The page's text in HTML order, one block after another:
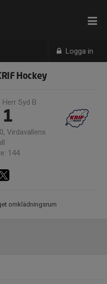
Logga in
Hockey
Syd B
1
Virdavallens
144
omklädningsrum